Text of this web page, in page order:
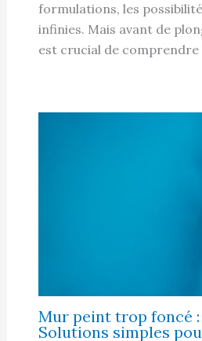
formulations, les
infinies. Mais avant de
est crucial de comprendre
Mur peint trop foncé :
Solutions simples